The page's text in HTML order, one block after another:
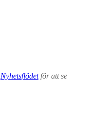
Nyhetsflödetför att se